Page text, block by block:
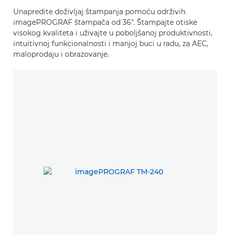
Unapredite doživljaj štampanja pomoću održivih
imagePROGRAF štampača od 36". Štampajte otiske
visokog kvaliteta i uživajte u poboljšanoj produktivnosti,
intuitivnoj funkcionalnosti i manjoj buci u radu, za AEC,
maloprodaju i obrazovanje.